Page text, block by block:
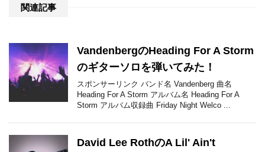
関連記事
VandenbergのHeading For A Storm
のギターソロを弾いてみた！
スポンサーリンク バンド名 Vandenberg 曲名
Heading For A Storm アルバム名 Heading For A
Storm アルバム収録曲 Friday Night Welco ...
David Lee RothのA Lil' Ain't